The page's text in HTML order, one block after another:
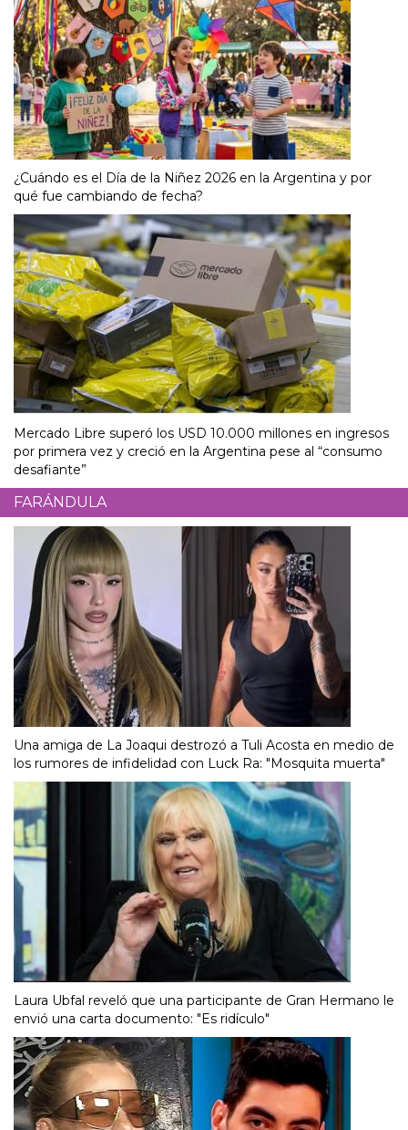
¿Cuándo es el Día de la Niñez 2026 en la Argentina y por
qué fue cambiando de fecha?
Mercado Libre superó los USD 10.000 millones en ingresos
por primera vez y creció en la Argentina pese al “consumo
desafiante”
FARÁNDULA
Una amiga de La Joaqui destrozó a Tuli Acosta en medio de
los rumores de infidelidad con Luck Ra: "Mosquita muerta"
Laura Ubfal reveló que una participante de Gran Hermano le
envió una carta documento: "Es ridículo"